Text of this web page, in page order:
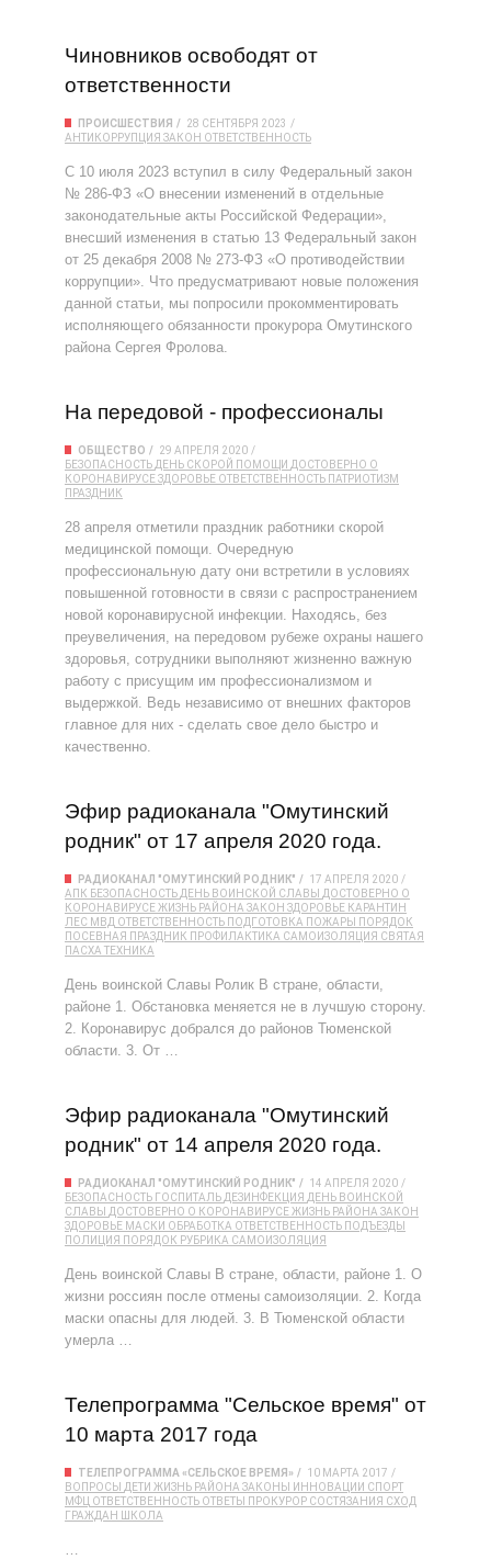
Чиновников освободят от
ответственности
ПРОИСШЕСТВИЯ
28 СЕНТЯБРЯ 2023
АНТИКОРРУПЦИЯ ЗАКОН ОТВЕТСТВЕННОСТЬ
С 10 июля 2023 вступил в силу Федеральный закон
№ 286-ФЗ «О внесении изменений в отдельные
законодательные акты Российской Федерации»,
внесший изменения в статью 13 Федеральный закон
от 25 декабря 2008 № 273-ФЗ «О противодействии
коррупции». Что предусматривают новые положения
данной статьи, мы попросили прокомментировать
исполняющего обязанности прокурора Омутинского
района Сергея Фролова.
На передовой - профессионалы
ОБЩЕСТВО
29 АПРЕЛЯ 2020
БЕЗОПАСНОСТЬ ДЕНЬ СКОРОЙ ПОМОЩИ ДОСТОВЕРНО О
КОРОНАВИРУСЕЗДОРОВЬЕ ОТВЕТСТВЕННОСТЬ ПАТРИОТИЗМ
ПРАЗДНИК
28 апреля отметили праздник работники скорой
медицинской помощи. Очередную
профессиональную дату они встретили в условиях
повышенной готовности в связи с распространением
новой коронавирусной инфекции. Находясь, без
преувеличения, на передовом рубеже охраны нашего
здоровья, сотрудники выполняют жизненно важную
работу с присущим им профессионализмом и
выдержкой. Ведь независимо от внешних факторов
главное для них - сделать свое дело быстро и
качественно.
Эфир радиоканала "Омутинский
родник" от 17 апреля 2020 года.
РАДИОКАНАЛ "ОМУТИНСКИЙ РОДНИК"
17 АПРЕЛЯ 2020
АПК БЕЗОПАСНОСТЬ ДЕНЬ ВОИНСКОЙ СЛАВЫ ДОСТОВЕРНО О
КОРОНАВИРУСЕЖИЗНЬ РАЙОНА ЗАКОН ЗДОРОВЬЕ КАРАНТИН
ЛЕС МВД ОТВЕТСТВЕННОСТЬ ПОДГОТОВКА ПОЖАРЫ
ПОРЯДОК
ПОСЕВНАЯ ПРАЗДНИК ПРОФИЛАКТИКА САМОИЗОЛЯЦИЯ СВЯТАЯ
ПАСХА ТЕХНИКА
День воинской Славы Ролик В стране, области,
районе 1. Обстановка меняется не в лучшую сторону.
2. Коронавирус добрался до районов Тюменской
области. 3. От …
Эфир радиоканала "Омутинский
родник" от 14 апреля 2020 года.
РАДИОКАНАЛ "ОМУТИНСКИЙ РОДНИК"
14 АПРЕЛЯ 2020
БЕЗОПАСНОСТЬ ГОСПИТАЛЬ ДЕЗИНФЕКЦИЯ ДЕНЬ ВОИНСКОЙ
СЛАВЫ ДОСТОВЕРНО О КОРОНАВИРУСЕЖИЗНЬ РАЙОНА ЗАКОН
ЗДОРОВЬЕ МАСКИ ОБРАБОТКА ОТВЕТСТВЕННОСТЬ ПОДЪЕЗДЫ
ПОЛИЦИЯ ПОРЯДОК РУБРИКА САМОИЗОЛЯЦИЯ
День воинской Славы В стране, области, районе 1. О
жизни россиян после отмены самоизоляции. 2. Когда
маски опасны для людей. 3. В Тюменской области
умерла …
Телепрограмма "Сельское время" от
10 марта 2017 года
ТЕЛЕПРОГРАММА «СЕЛЬСКОЕ ВРЕМЯ»
10 МАРТА 2017
ВОПРОСЫ ДЕТИ ЖИЗНЬ РАЙОНА ЗАКОНЫ
ИННОВАЦИИ СПОРТ
МФЦ
ОТВЕТСТВЕННОСТЬ ОТВЕТЫ ПРОКУРОР СОСТЯЗАНИЯ СХОД
ГРАЖДАН
ШКОЛА
…